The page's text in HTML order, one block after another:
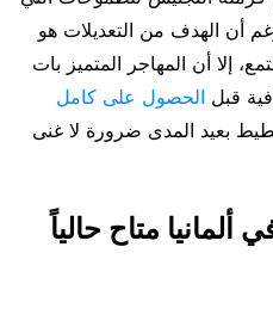
أن الهدف من التعديلات هو
إلا أن المهاجر المتميز بات
قبل الحصول على كامل
بعيد المدى ضرورة لا غنى
متاح حالياً